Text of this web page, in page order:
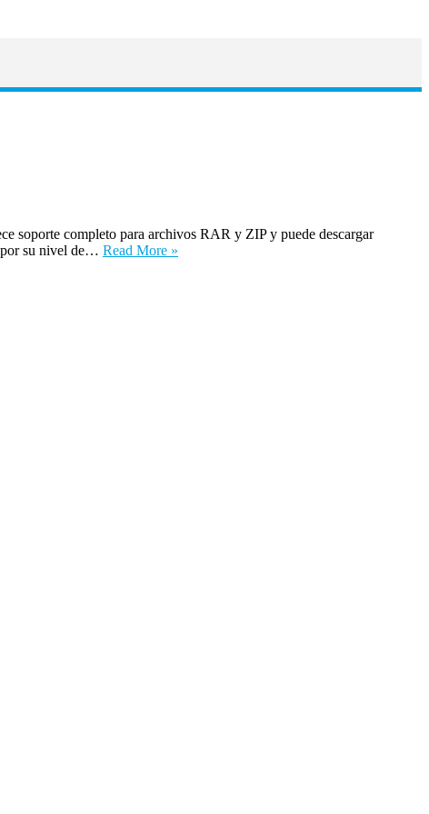
soporte completo para archivos RAR y ZIP y puede descargar
su nivel de… Read More »